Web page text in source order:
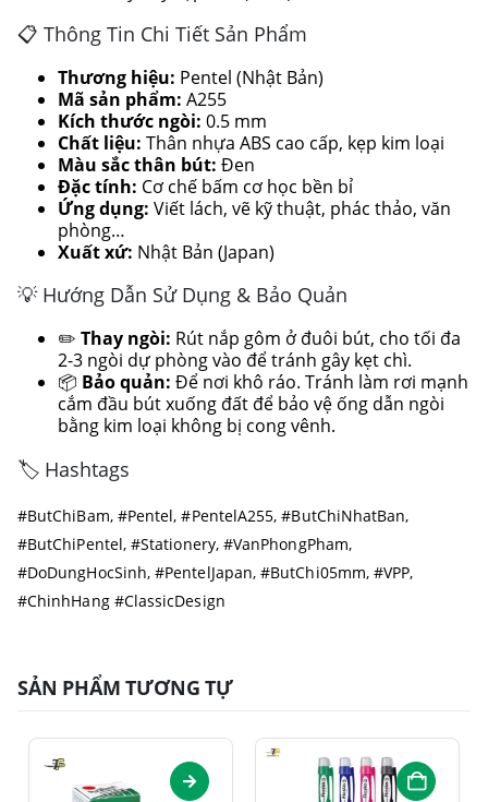
📋 Thông Tin Chi Tiết Sản Phẩm
Thương hiệu: Pentel (Nhật Bản)
Mã sản phẩm: A255
Kích thước ngòi: 0.5 mm
Chất liệu: Thân nhựa ABS cao cấp, kẹp kim loại
Màu sắc thân bút: Đen
Đặc tính: Cơ chế bấm cơ học bền bỉ
Ứng dụng: Viết lách, vẽ kỹ thuật, phác thảo, văn
phòng…
Xuất xứ: Nhật Bản (Japan)
💡 Hướng Dẫn Sử Dụng & Bảo Quản
✏️ Thay ngòi: Rút nắp gôm ở đuôi bút, cho tối đa
2-3 ngòi dự phòng vào để tránh gây kẹt chì.
📦 Bảo quản: Để nơi khô ráo. Tránh làm rơi mạnh
cắm đầu bút xuống đất để bảo vệ ống dẫn ngòi
bằng kim loại không bị cong vênh.
🏷️ Hashtags
#ButChiBam, #Pentel, #PentelA255, #ButChiNhatBan,
#ButChiPentel, #Stationery, #VanPhongPham,
#DoDungHocSinh, #PentelJapan, #ButChi05mm, #VPP,
#ChinhHang #ClassicDesign
SẢN PHẨM TƯƠNG TỰ